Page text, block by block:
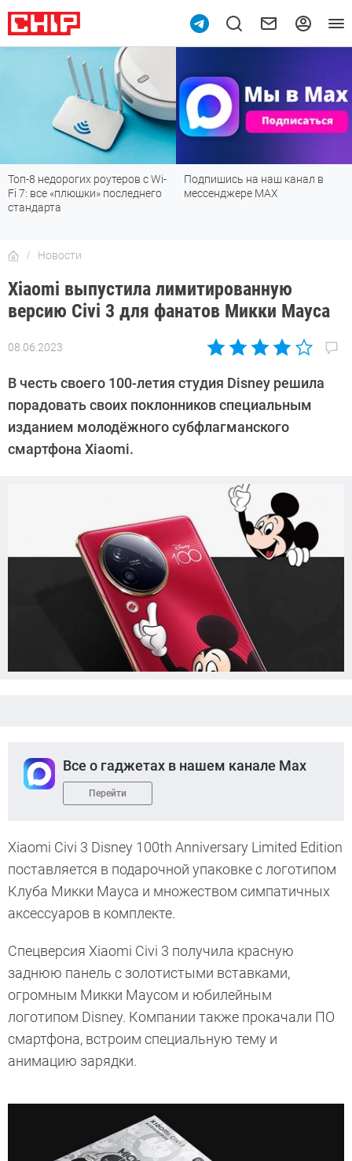
Топ-8 недорогих роутеров с Wi-
Fi 7: все «плюшки» последнего
стандарта
Подпишись на наш канал в
мессенджере МАХ
Новости
Xiaomi выпустила лимитированную
версию Civi 3 для фанатов Микки Мауса
08.06.2023
Автор:
Довлатова
В честь своего 100-летия студия Disney решила
порадовать своих поклонников специальным
изданием молодёжного субфлагманского
смартфона Xiaomi.
Все о гаджетах в нашем канале Max
Перейти
Xiaomi Civi 3 Disney 100th Anniversary Limited Edition
поставляется в подарочной упаковке с логотипом
Клуба Микки Мауса и множеством симпатичных
аксессуаров в комплекте.
Спецверсия Xiaomi Civi 3 получила красную
заднюю панель с золотистыми вставками,
огромным Микки Маусом и юбилейным
логотипом Disney. Компании также прокачали ПО
смартфона, встроим специальную тему и
анимацию зарядки.